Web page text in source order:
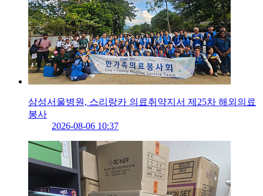
삼성서울병원, 스리랑카 의료취약지서 제25차 해외의료
봉사
2026-08-06 10:37